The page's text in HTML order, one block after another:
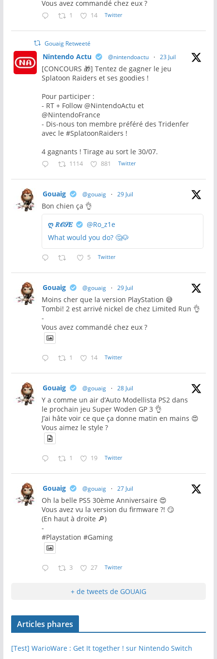
Vous avez commandé chez eux ?
1 14 Twitter
Gouaig Retweeté
Nintendo Actu @nintendoactu · 23 Juil
[CONCOURS 🎁] Tentez de gagner le jeu
Splatoon Raiders et ses goodies !
Pour participer :
- RT + Follow @NintendoActu et
@NintendoFrance
- Dis-nous ton membre préféré des Tridenfer
avec le #SplatoonRaiders !
4 gagnants ! Tirage au sort le 30/07.
1114 881 Twitter
Gouaig @gouaig · 29 Juil
Bon chien ça 👌
ღ 𝑅𝒪𝒮𝐸
@Ro_z1e
What would you do? 🤔🐶
5 Twitter
Gouaig @gouaig · 29 Juil
Moins cher que la version PlayStation 😅
Tombi! 2 est arrivé nickel de chez Limited Run 👌
-
Vous avez commandé chez eux ?
1 14 Twitter
Gouaig @gouaig · 28 Juil
Y a comme un air d’Auto Modellista PS2 dans
le prochain jeu Super Woden GP 3 👌
J’ai hâte voir ce que ça donne matin en mains 😍
Vous aimez le style ?
1 19 Twitter
Gouaig @gouaig · 27 Juil
Oh la belle PS5 30ème Anniversaire 😍
Vous avez vu la version du firmware ?! 😏
(En haut à droite 🔎)
-
#Playstation #Gaming
3 27 Twitter
+ de tweets de GOUAIG
Articles phares
[Test] WarioWare : Get It together ! sur Nintendo Switch